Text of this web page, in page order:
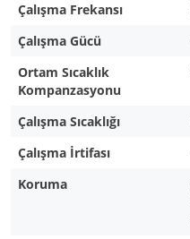
Çalışma Frekansı
Çalışma Gücü
Ortam Sıcaklık
Kompanzasyonu
Çalışma Sıcaklığı
Çalışma İrtifası
Koruma